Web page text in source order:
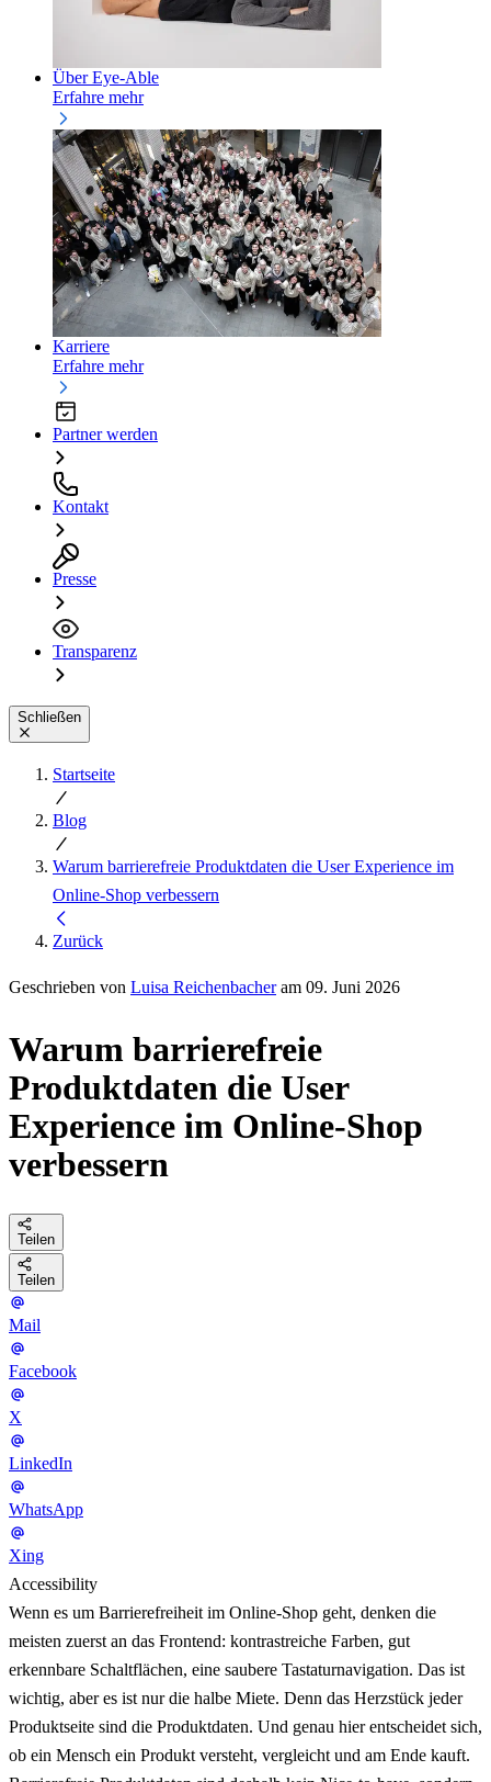
Über Eye-Able
Erfahre mehr
Karriere
Erfahre mehr
Partner werden
Kontakt
Presse
Transparenz
Schließen
Startseite
Blog
Warum barrierefreie Produktdaten die User Experience im
Online-Shop verbessern
Zurück
Geschrieben von Luisa Reichenbacheram 09. Juni 2026
Warum barrierefreie
Produktdaten die User
Experience im Online-Shop
verbessern
Teilen
Teilen
Mail
Facebook
X
LinkedIn
WhatsApp
Xing
Accessibility
Wenn es um Barrierefreiheit im Online-Shop geht, denken die
meisten zuerst an das Frontend: kontrastreiche Farben, gut
erkennbare Schaltflächen, eine saubere Tastaturnavigation. Das ist
wichtig, aber es ist nur die halbe Miete. Denn das Herzstück jeder
Produktseite sind die Produktdaten. Und genau hier entscheidet sich,
ob ein Mensch ein Produkt versteht, vergleicht und am Ende kauft.